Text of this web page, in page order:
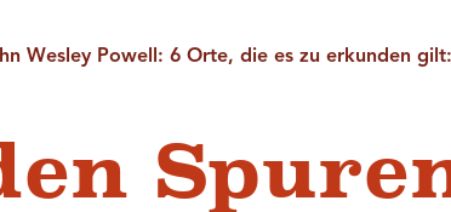
Wesley Powell: 6 Orte, die es zu erkunden